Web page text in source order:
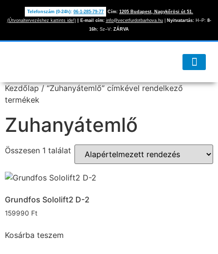
Telefonszám (0-24h): 06-1-285-79-77 Cím: 1205 Budapest, Nagykőrösi út 51.
(Útvonaltervezéshez kattints ide!)
E-mail cím: info@vecetfurdotbarhova.hu| Nyitvatartás:H–P: 8-
16h; Sz–V: ZÁRVA
Kezdőlap/ “Zuhanyátemlő” címkével rendelkező
termékek
Zuhanyátemlő
Összesen 1 találat
Grundfos Sololift2 D-2
159990 Ft
Kosárba teszem